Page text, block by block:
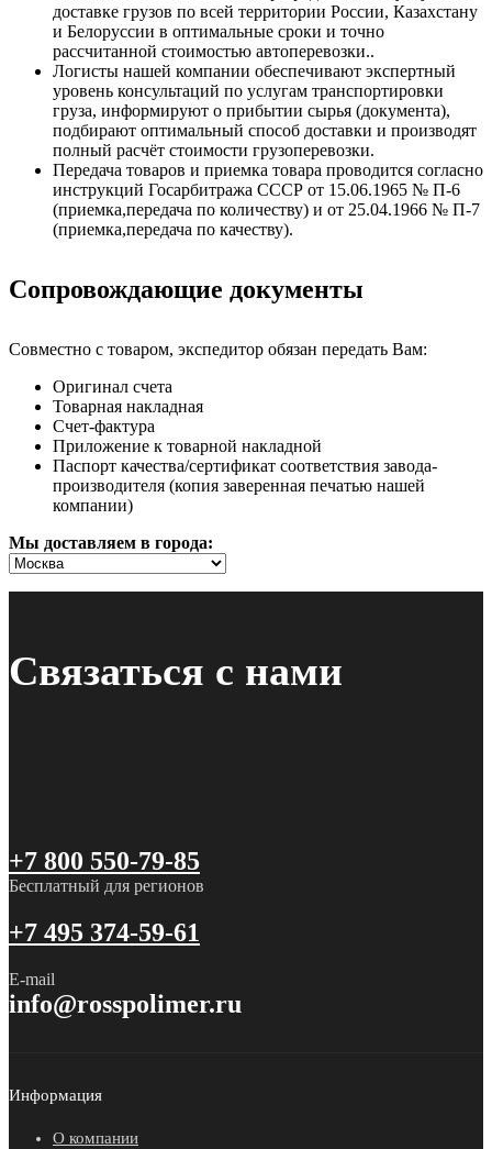
доставке грузов по всей территории России, Казахстану
и Белоруссии в оптимальные сроки и точно
рассчитанной стоимостью автоперевозки..
Логисты нашей компании обеспечивают экспертный
уровень консультаций по услугам транспортировки
груза, информируют о прибытии сырья (документа),
подбирают оптимальный способ доставки и производят
полный расчёт стоимости грузоперевозки.
Передача товаров и приемка товара проводится согласно
инструкций Госарбитража СССР от 15.06.1965 № П-6
(приемка,передача по количеству) и от 25.04.1966 № П-7
(приемка,передача по качеству).
Сопровождающие документы
Совместно с товаром, экспедитор обязан передать Вам:
Оригинал счета
Товарная накладная
Счет-фактура
Приложение к товарной накладной
Паспорт качества/сертификат соответствия завода-
производителя (копия заверенная печатью нашей
компании)
Мы доставляем в города:
Связаться с нами
+7 800 550-79-85
Бесплатный для регионов
+7 495 374-59-61
E-mail
info@rosspolimer.ru
Информация
О компании